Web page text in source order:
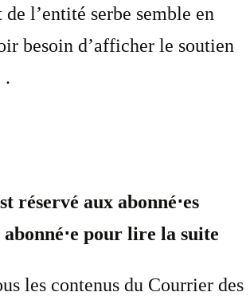
l’entité serbe semble en
besoin d’afficher le soutien
.
réservé aux abonné⋅es
abonné⋅e pour lire la suite
les contenus du Courrier des